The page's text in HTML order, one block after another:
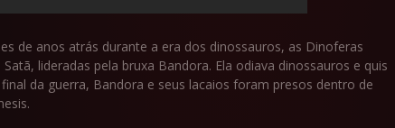
de anos atrás durante a era dos dinossauros, as Dinoferas
lideradas pela bruxa Bandora. Ela odiava dinossauros e quis
da guerra, Bandora e seus lacaios foram presos dentro de